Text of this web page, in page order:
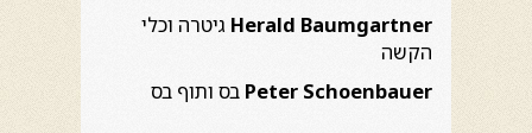
Herald Baumgartner גיטרה וכלי
הקשה
Peter Schoenbauer בס ותוף בס